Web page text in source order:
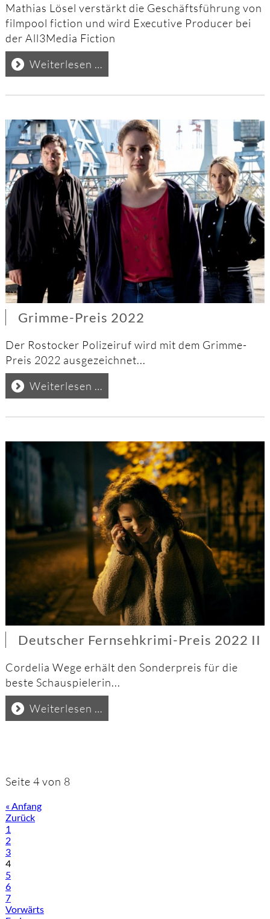
Mathias Lösel verstärkt die Geschäftsführung von
filmpool fiction und wird Executive Producer bei
der All3Media Fiction
Weiterlesen …
Grimme-Preis 2022
Der Rostocker Polizeiruf wird mit dem Grimme-
Preis 2022 ausgezeichnet...
Weiterlesen …
Preis
2022
Deutscher Fernsehkrimi-Preis 2022 II
Cordelia Wege erhält den Sonderpreis für die
beste Schauspielerin...
Weiterlesen …
Fernsehkrimi-
Seite 4 von 8
« Anfang
Zurück
1
2
3
4
5
6
7
Vorwärts